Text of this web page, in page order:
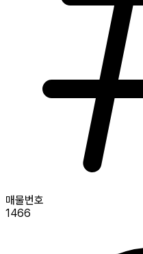
매물번호
1466